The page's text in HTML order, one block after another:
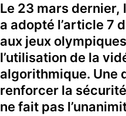
Le 23 mars dernier,
a adopté l’article 7
aux jeux
l’utilisation de la
algorithmique. Une
renforcer la
ne fait pas